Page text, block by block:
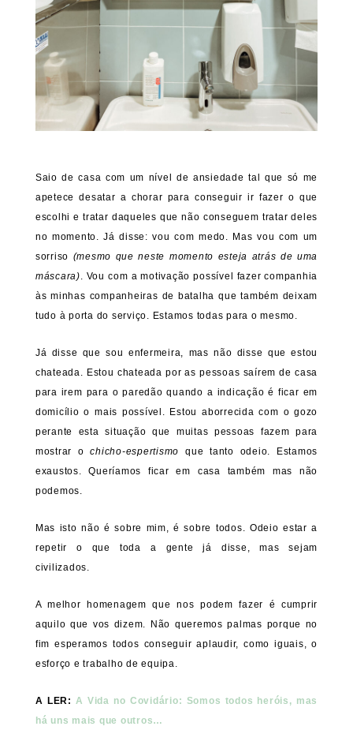
Saio de casa com um nível de ansiedade tal que só me
apetece desatar a chorar para conseguir ir fazer o que
escolhi e tratar daqueles que não conseguem tratar deles
no momento. Já disse: vou com medo. Mas vou com um
sorriso (mesmo que neste momento esteja atrás de uma
máscara). Vou com a motivação possível fazer companhia
às minhas companheiras de batalha que também deixam
tudo à porta do serviço. Estamos todas para o mesmo.
Já disse que sou enfermeira, mas não disse que estou
chateada. Estou chateada por as pessoas saírem de casa
para irem para o paredão quando a indicação é ficar em
domicílio o mais possível. Estou aborrecida com o gozo
perante esta situação que muitas pessoas fazem para
mostrar ochicho-espertismo que tanto odeio. Estamos
exaustos. Queríamos ficar em casa também mas não
podemos.
Mas isto não é sobre mim, é sobre todos. Odeio estar a
repetir o que toda a gente já disse, mas sejam
civilizados.
A melhor homenagem que nos podem fazer é cumprir
aquilo que vos dizem. Não queremos palmas porque no
fim esperamos todos conseguir aplaudir, como iguais, o
esforço e trabalho de equipa.
A LER: A Vida no Covidário: Somos todos heróis, mas
há uns mais que outros…